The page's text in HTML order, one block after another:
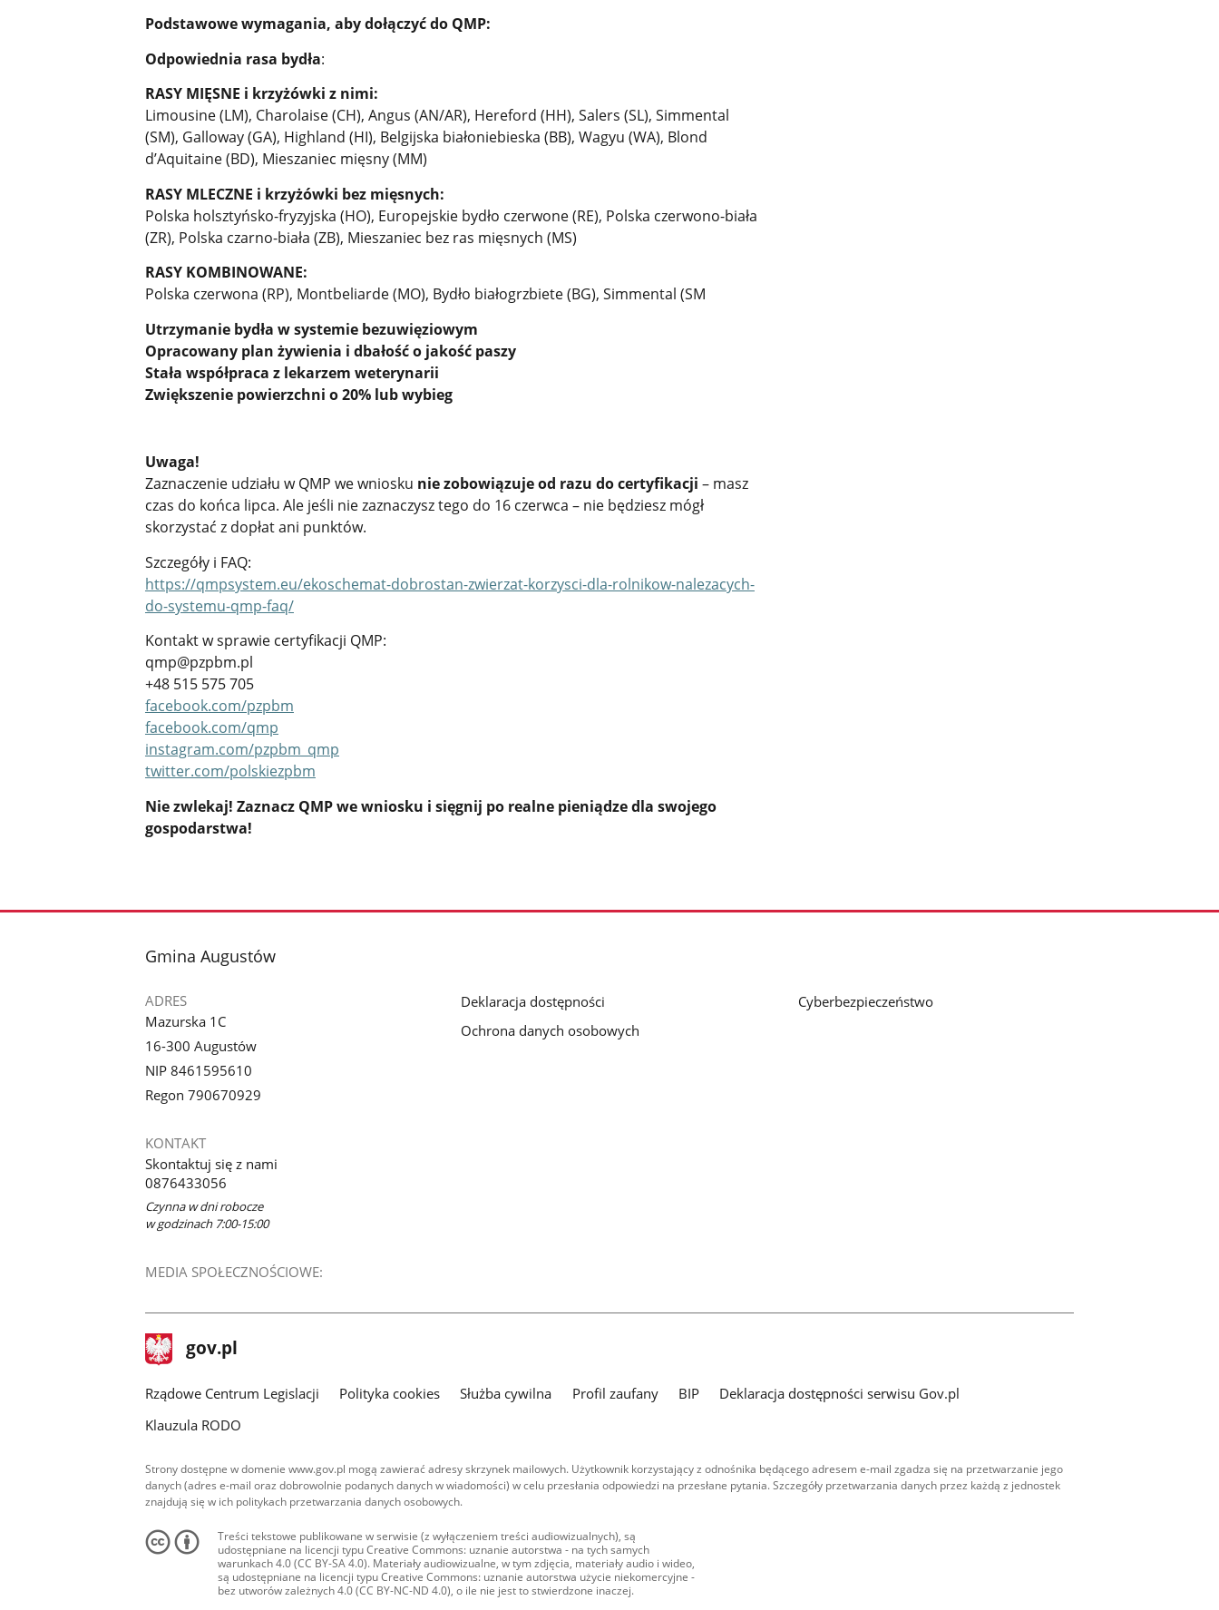
Podstawowe wymagania, aby dołączyć do QMP:
Odpowiednia rasa bydła:
RASY MIĘSNE i krzyżówki z nimi:
Limousine (LM), Charolaise (CH), Angus (AN/AR), Hereford (HH), Salers (SL), Simmental
(SM), Galloway (GA), Highland (HI), Belgijska białoniebieska (BB), Wagyu (WA), Blond
d’Aquitaine (BD), Mieszaniec mięsny (MM)
RASY MLECZNE i krzyżówki bez mięsnych:
Polska holsztyńsko-fryzyjska (HO), Europejskie bydło czerwone (RE), Polska czerwono-biała
(ZR), Polska czarno-biała (ZB), Mieszaniec bez ras mięsnych (MS)
RASY KOMBINOWANE:
Polska czerwona (RP), Montbeliarde (MO), Bydło białogrzbiete (BG), Simmental (SM
Utrzymanie bydła w systemie bezuwięziowym
Opracowany plan żywienia i dbałość o jakość paszy
Stała współpraca z lekarzem weterynarii
Zwiększenie powierzchni o 20% lub wybieg
Uwaga!
Zaznaczenie udziału w QMP we wniosku nie zobowiązuje od razu do certyfikacji – masz
czas do końca lipca. Ale jeśli nie zaznaczysz tego do 16 czerwca – nie będziesz mógł
skorzystać z dopłat ani punktów.
Szczegóły i FAQ:
https://qmpsystem.eu/ekoschemat-dobrostan-zwierzat-korzysci-dla-rolnikow-nalezacych-
do-systemu-qmp-faq/
Kontakt w sprawie certyfikacji QMP:
qmp@pzpbm.pl
+48 515 575 705
facebook.com/pzpbm
facebook.com/qmp
instagram.com/pzpbm_qmp
twitter.com/polskiezpbm
Nie zwlekaj! Zaznacz QMP we wniosku i sięgnij po realne pieniądze dla swojego
gospodarstwa!
stopka
Gmina Augustów
ADRES
Mazurska 1C
16-300 Augustów
NIP 8461595610
Regon 790670929
KONTAKT
Skontaktuj się z nami
0876433056
Czynna w dni robocze
w godzinach 7:00-15:00
MEDIA SPOŁECZNOŚCIOWE:
Deklaracja dostępności
Ochrona danych osobowych
Cyberbezpieczeństwo
stopka
gov.pl Strona
gov.pl
Rządowe Centrum Legislacji Polityka cookies Służba cywilna Profil zaufany BIP
Deklaracja dostępności serwisu Gov.pl
Klauzula RODO
Strony dostępne w domenie www.gov.pl mogą zawierać adresy skrzynek mailowych. Użytkownik korzystający z odnośnika będącego adresem e-mail zgadza się na przetwarzanie jego
danych (adres e-mail oraz dobrowolnie podanych danych w wiadomości) w celu przesłania odpowiedzi na przesłane pytania. Szczegóły przetwarzania danych przez każdą z jednostek
znajdują się w ich politykach przetwarzania danych osobowych.
Treści tekstowe publikowane w serwisie (z wyłączeniem treści audiowizualnych), są
udostępniane na licencji typu Creative Commons: uznanie autorstwa - na tych samych
warunkach 4.0 (CC BY-SA 4.0). Materiały audiowizualne, w tym zdjęcia, materiały audio i wideo,
są udostępniane na licencji typu Creative Commons: uznanie autorstwa użycie niekomercyjne -
bez utworów zależnych 4.0 (CC BY-NC-ND 4.0), o ile nie jest to stwierdzone inaczej.